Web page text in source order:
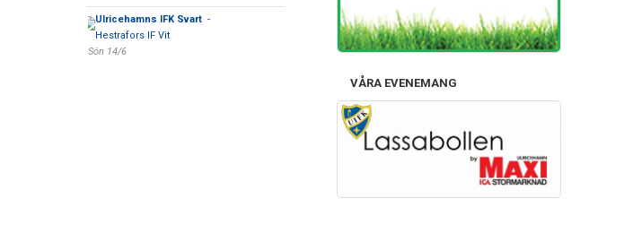
Ulricehamns IFK Svart -
Hestrafors IF Vit
Sön 14/6
VÅRA EVENEMANG